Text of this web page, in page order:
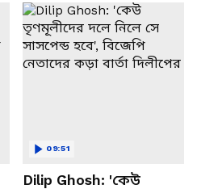
Dilip Ghosh: 'কেউ
09:51